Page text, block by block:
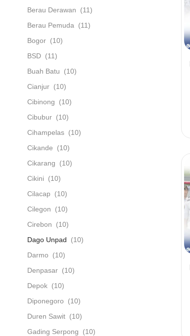
Berau Derawan
(11)
Berau Pemuda
(11)
Bogor (10)
BSD (11)
Buah Batu
(10)
Cianjur (10)
Cibinong
(10)
Cibubur (10)
Cihampelas (10)
Cikande
(10)
Cikarang
(10)
Cikini
(10)
Cilacap
(10)
Cilegon
(10)
Cirebon
(10)
Dago Unpad
(10)
Darmo
(10)
Denpasar (10)
Depok (10)
Diponegoro
(10)
Duren Sawit (10)
Gading Serpong
(10)